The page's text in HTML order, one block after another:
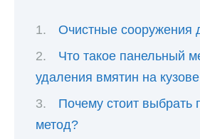
Очистные сооружения
Что такое панельный
удаления вмятин на
Почему стоит выбрать
метод?